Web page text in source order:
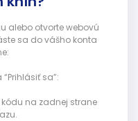
alebo otvorte webovú
sa do vášho konta
sa”:
na zadnej strane